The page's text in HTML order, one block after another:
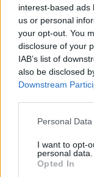
interest-based ads
us or personal
your opt-out. You
disclosure of your
IAB’s list of
also be disclosed
Downstream
Personal
I want to opt-
personal data.
Opted In
Premjerės
kelti politinės
Lietuvos diena